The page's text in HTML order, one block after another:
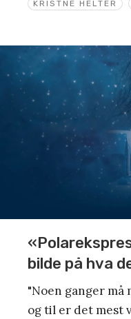
KRISTNE HELTER
bilde på hva
"Noen ganger må
og til er det mest